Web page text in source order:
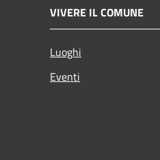
VIVERE IL COMUNE
Luoghi
Eventi